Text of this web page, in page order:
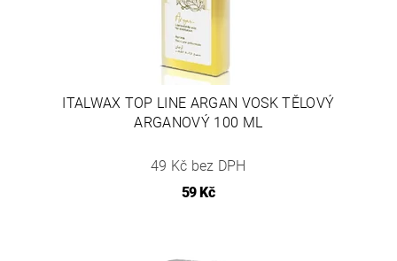
ITALWAX TOP LINE ARGAN VOSK TĚLOVÝ
ARGANOVÝ 100 ML
49 Kč bez DPH
59 Kč